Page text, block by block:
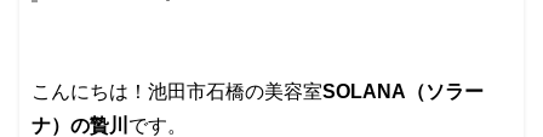
こんにちは！池田市石橋の美容室SOLANA（ソラー
ナ）の贄川 です。